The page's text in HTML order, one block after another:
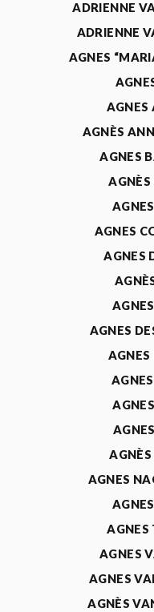
ADRIENNE
ADRIENNE
AGNES
AGNES
AGNÈS
AGNES
AGNÈS
AGNES
AGNES
AGNES
AGNES
AGNES
AGNES
AGNES
AGNES
AGNÈS